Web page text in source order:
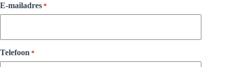
E-mailadres *
Telefoon *